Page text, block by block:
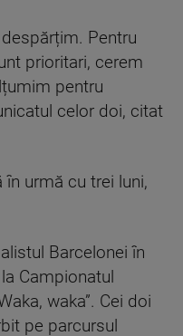
Pentru
prioritari, cerem
pentru
celor doi, citat
urmă cu trei luni,
Barcelonei în
Campionatul
waka”. Cei doi
pe parcursul